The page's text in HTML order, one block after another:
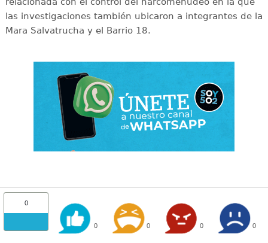
las investigaciones también ubicaron a integrantes de la
Mara Salvatrucha y el Barrio 18.
0
0 0 0 0